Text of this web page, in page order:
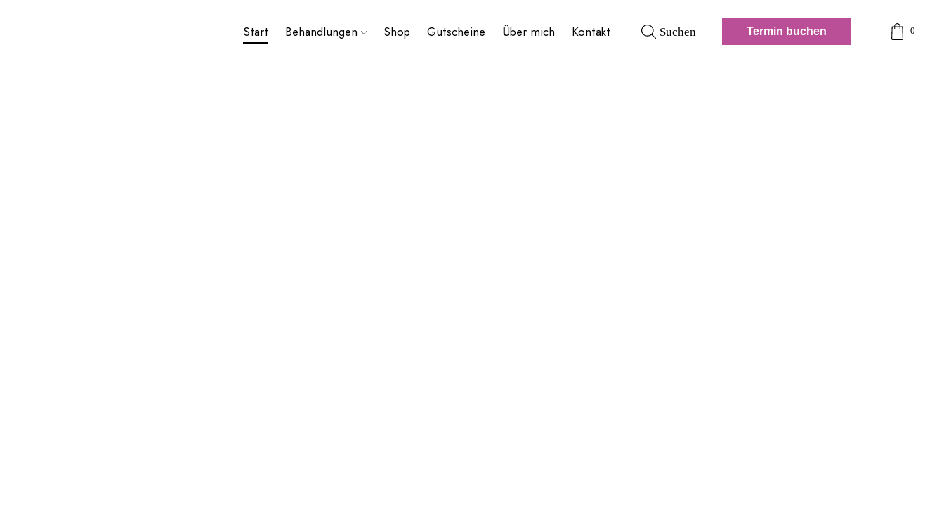
Start Behandlungen Shop Gutscheine Über mich Kontakt Suchen Termin buchen 0